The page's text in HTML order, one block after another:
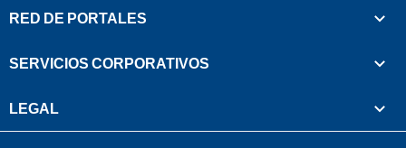
RED DE PORTALES
SERVICIOS CORPORATIVOS
LEGAL